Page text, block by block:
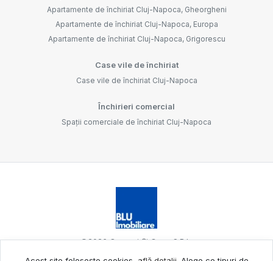
Apartamente de închiriat Cluj-Napoca, Gheorgheni
Apartamente de închiriat Cluj-Napoca, Europa
Apartamente de închiriat Cluj-Napoca, Grigorescu
Case vile de închiriat
Case vile de închiriat Cluj-Napoca
Închirieri comercial
Spații comerciale de închiriat Cluj-Napoca
©2026Oameni Și Case S.R.L.